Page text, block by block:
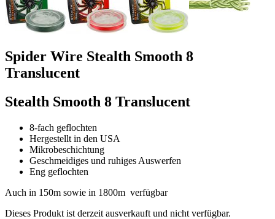
Spider Wire Stealth Smooth 8
Translucent
Stealth Smooth 8 Translucent
8-fach geflochten
Hergestellt in den USA
Mikrobeschichtung
Geschmeidiges und ruhiges Auswerfen
Eng geflochten
Auch in 150m sowie in 1800m verfügbar
Dieses Produkt ist derzeit ausverkauft und nicht verfügbar.